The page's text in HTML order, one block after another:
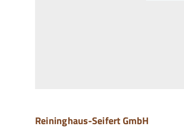
Reininghaus-Seifert GmbH